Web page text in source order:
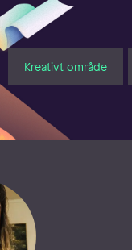
Kreativt område